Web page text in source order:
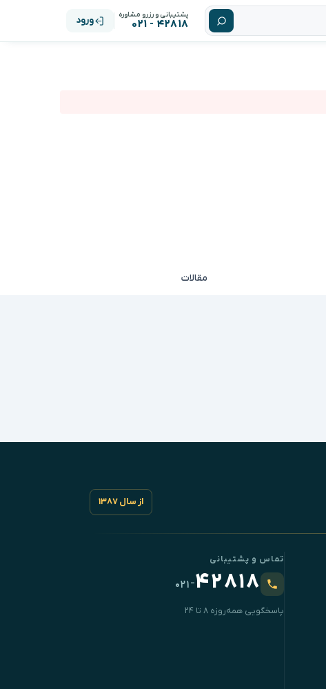
پشتیبانی و رزرو مشاوره
۴۲۸۱۸ - ۰۲۱ ورود
مقالات
از سال ۱۳۸۷
تماس و پشتیبانی
۴۲۸۱۸-۰۲۱
پاسخگویی همه‌روزه ۸ تا ۲۴